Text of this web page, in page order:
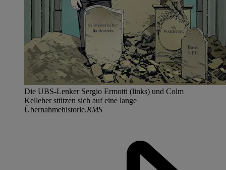
Die UBS-Lenker Sergio Ermotti (links) und Colm
Kelleher stützen sich auf eine lange
Übernahmehistorie.RMS